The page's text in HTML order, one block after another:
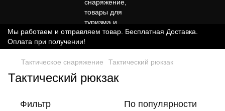
Мы работаем и отправляем товар. Бесплатная Доставка.
Оплата при получении!
Тактическое снаряжение Тактический рюкзак
Тактический рюкзак
Фильтр По популярности